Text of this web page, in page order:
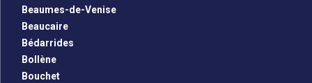
Beaumes-de-Venise
Beaucaire
Bédarrides
Bollène
Bouchet